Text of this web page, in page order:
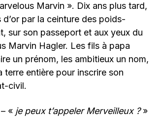
Marvin ». Dix ans plus tard,
par la ceinture des poids-
sur son passeport et aux yeux du
Marvin Hagler. Les fils à papa
un prénom, les ambitieux un nom,
terre entière pour inscrire son
civil.
« je peux t’appeler Merveilleux ?»